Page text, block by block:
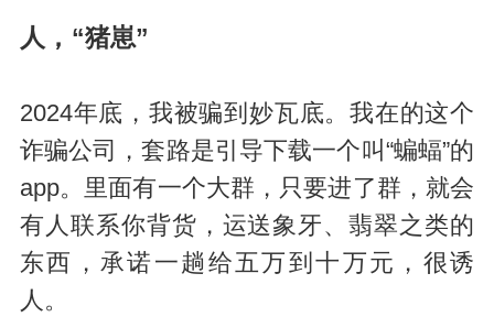
人，“猪崽”
2024年底，我被骗到妙瓦底。我在的这个
诈骗公司，套路是引导下载一个叫“蝙蝠”的
app。里面有一个大群，只要进了群，就会
有人联系你背货，运送象牙、翡翠之类的
东西，承诺一趟给五万到十万元，很诱
人。